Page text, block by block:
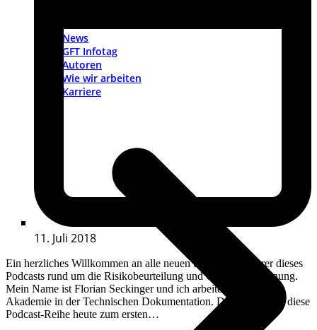
News
GFT Infotag
Autoren
Wie wir arbeiten
Karriere
11. Juli 2018
Ein herzliches Willkommen an alle neuen und alten Zuhörer dieses
Podcasts rund um die Risikobeurteilung und CE-Kennzeichnung.
Mein Name ist Florian Seckinger und ich arbeite bei der GFT
Akademie in der Technischen Dokumentation. Denjenigen die diese
Podcast-Reihe heute zum ersten…